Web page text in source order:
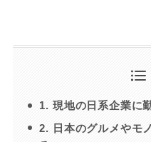
1. 現地の日系企業に
2. 日本のグルメやモ